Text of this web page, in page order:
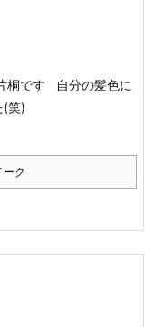
桐です
自分の髪色に
(笑)
ーク